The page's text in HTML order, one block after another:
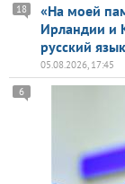
«На моей
Ирландии и
русский
18
05.08.2026, 17:45
6